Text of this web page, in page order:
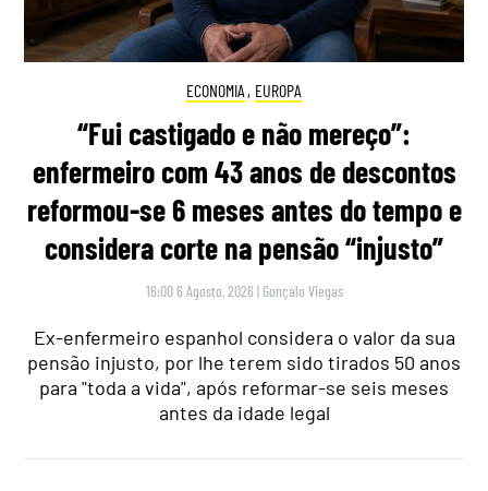
ECONOMIA , EUROPA
“Fui castigado e não mereço”:
enfermeiro com 43 anos de descontos
reformou-se 6 meses antes do tempo e
considera corte na pensão “injusto”
16:00 6 Agosto, 2026 | Gonçalo Viegas
Ex-enfermeiro espanhol considera o valor da sua
pensão injusto, por lhe terem sido tirados 50 anos
para "toda a vida", após reformar-se seis meses
antes da idade legal